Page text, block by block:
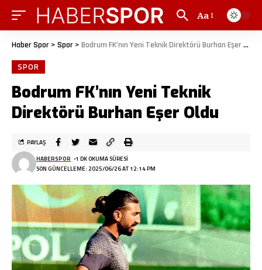
Aa
Haber Spor > Spor > Bodrum FK’nın Yeni Teknik Direktörü Burhan Eşer Oldu
SPOR
Bodrum FK’nın Yeni Teknik
Direktörü Burhan Eşer Oldu
SON GÜNCELLEME: 2025/06/26 AT 12:14 PM
HABERSPOR 1 DK OKUMA SÜRESI
PAYLAŞ